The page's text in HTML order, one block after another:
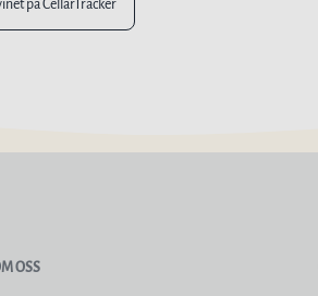
på CellarTracker
OSS